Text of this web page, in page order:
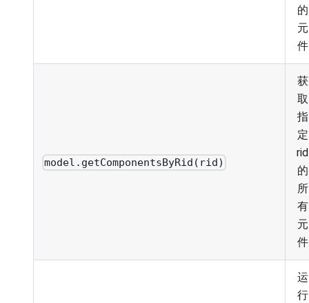
的
元
件
model.getComponentsByRid(rid)
获
取
指
定
rid
的
所
有
元
件
运
行